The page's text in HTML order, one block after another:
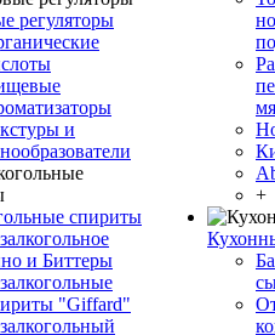
регуляторы
и
спириты
и Биттеры
"Giffard"
+